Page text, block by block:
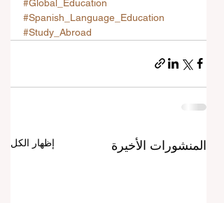
#Global_Education
#Spanish_Language_Education
#Study_Abroad
المنشورات الأخيرة إظهار الكل